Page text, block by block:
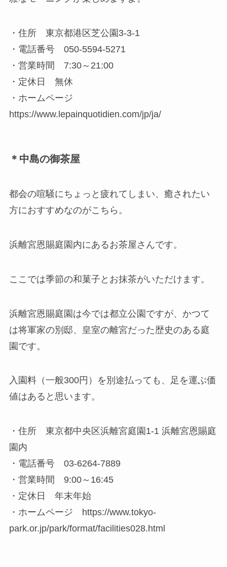
・住所 東京都港区芝公園3-3-1
・電話番号 050-5594-5271
・営業時間 7:30～21:00
・定休日 無休
・ホームページ
https://www.lepainquotidien.com/jp/ja/
＊中島の御茶屋
都会の喧騒にちょっと疲れてしまい、癒されたい
方におすすめなのがこちら。
浜離宮恩賜庭園内にあるお茶屋さんです。
ここでは季節の和菓子とお抹茶がいただけます。
浜離宮恩賜庭園は今では都立公園ですが、かつて
は将軍家の別邸、皇室の離宮だった歴史のある庭
園です。
入園料（一般300円）を別途払っても、足を運ぶ価
値はあると思います。
・住所 東京都中央区浜離宮庭園1-1 浜離宮恩賜庭
園内
・電話番号 03-6264-7889
・営業時間 9:00～16:45
・定休日 年末年始
・ホームページ https://www.tokyo-
park.or.jp/park/format/facilities028.html